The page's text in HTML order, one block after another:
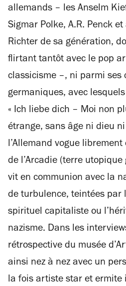
allemands – les Anselm
Sigmar Polke, A.R. Penck
Richter de sa génération,
flirtant tantôt avec le pop
classicisme –, ni parmi ses
germaniques, avec
« Ich liebe dich – Moi non
étrange, sans âge ni dieu
l’Allemand vogue
de l’Arcadie (terre utopique
vit en communion avec la
de turbulence, teintées par
spirituel capitaliste ou
nazisme. Dans les
rétrospective du musée
ainsi nez à nez avec un
la fois artiste star et ermite